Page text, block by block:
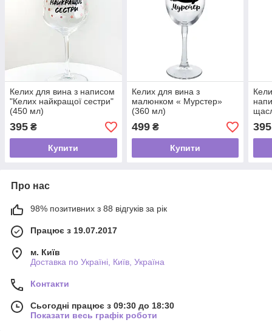
Келих для вина з написом
"Келих найкращої сестри"
(450 мл)
395 ₴
Купити
Келих для вина з
малюнком « Мурстер»
(360 мл)
499₴
Купити
395
Про нас
98% позитивних з 88 відгуків за рік
Працює з 19.07.2017
м. Київ
Доставка по Україні, Київ, Україна
Контакти
Сьогодні працює з 09:30 до 18:30
Показати весь графік роботи